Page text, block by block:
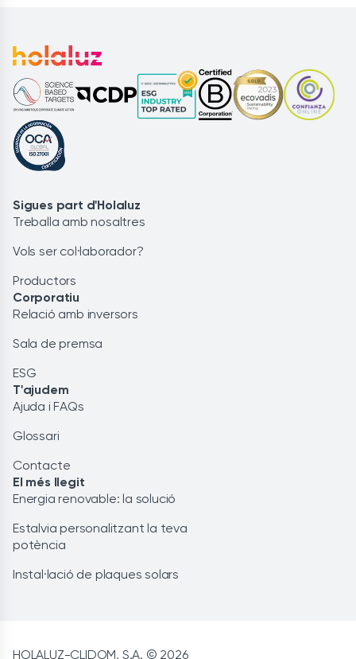
Sigues part d'Holaluz
Treballa amb nosaltres
Vols ser col·laborador?
Productors
Corporatiu
Relació amb inversors
Sala de premsa
ESG
T'ajudem
Ajuda i FAQs
Glossari
Contacte
El més llegit
Energia renovable: la solució
Estalvia personalitzant la teva
potència
Instal·lació de plaques solars
HOLALUZ-CLIDOM, S.A. © 2026